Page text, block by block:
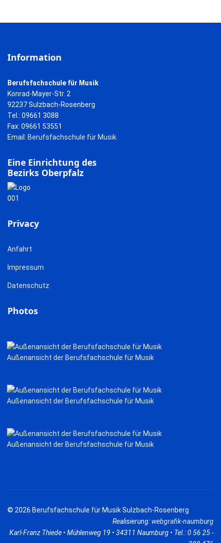
Information
Berufsfachschule für Musik
Konrad-Mayer-Str. 2
92237 Sulzbach-Rosenberg
Tel.: 09661 3088
Fax: 09661 53551
Email: Berufsfachschule für Musik
Eine Einrichtung des
Bezirks Oberpfalz
Privacy
Anfahrt
Impressum
Datenschutz
Photos
Außenansicht der Berufsfachschule für Musik
Außenansicht der Berufsfachschule für Musik
Außenansicht der Berufsfachschule für Musik
© 2026 Berufsfachschule für Musik Sulzbach-Rosenberg
Realisierung: webgrafik-naumburg
Karl-Franz Thiede • Mühlenweg 19 • 34311 Naumburg • Tel.: 0 56 25 -